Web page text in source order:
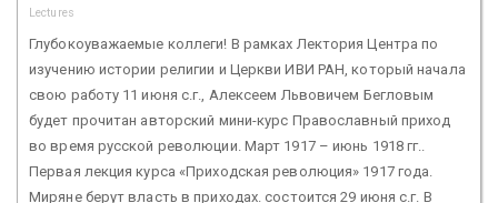
Lectures
Глубокоуважаемые коллеги! В рамках Лектория Центра по
изучению истории религии и Церкви ИВИ РАН, который начала
свою работу 11 июня с.г., Алексеем Львовичем Бегловым
будет прочитан авторский мини-курс Православный приход
во время русской революции. Март 1917 – июнь 1918 гг..
Первая лекция курса «Приходская революция» 1917 года.
Миряне берут власть в приходах. состоится 29 июня с.г. В